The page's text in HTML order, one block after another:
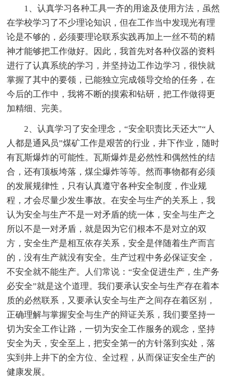
1、认真学习各种工具一齐的用途及使用方法，虽然
在学校学习了不少理论知识，但在工作当中发现光有理
论是不够的，必须要理论联系实践再加上一丝不苟的精
神才能够把工作做好。因此，我首先对各种仪器的资料
进行了认真系统的学习，并坚持边工作边学习，很快就
掌握了其中的要领，已能独立完成领导交给的任务，在
今后的工作中，我将不断的摸索和钻研，把工作做得更
加精细、完美。
2、认真学习了安全理念，“安全职责比天还大”“人
人都是通风员”煤矿工作是艰苦的行业，井下作业，随时
有瓦斯爆炸的可能性。瓦斯爆炸是必然性和偶然性的结
合，还有顶板垮落，煤尘爆炸等等。然而事物都有必须
的发展规律性，只有认真遵守各种安全制度，作业规
程，才会尽量少发生事故。在安全与生产的关系上，我
认为安全与生产不是一对矛盾的统一体，安全与生产之
所以不是一对矛盾，就是因为它们根本不是对立的双
方，安全生产是相互依存关系，安全是伴随着生产而言
的，没有生产就没有安全。生产过程中务必保证安全，
不安全就不能生产。人们常说：“安全促进生产，生产务
必安全”就是这个道理。我们要承认安全与生产存在着本
质的必然联系，又要承认安全与生产之间存在着区别，
正确理解与掌握安全与生产的辩证关系，我们要坚持一
切为安全工作让路，一切为安全工作服务的观念，坚持
安全为天，安全至上，把安全第一的方针落到实处，落
实到井上井下的全方位、全过程，从而保证安全生产的
健康发展。